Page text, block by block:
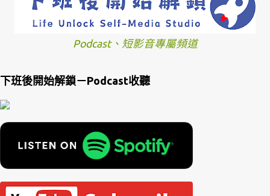
Podcast、短影音專屬頻道
下班後開始解鎖－Podcast收聽